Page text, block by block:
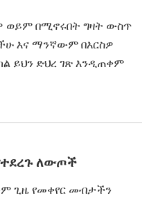
ወይም በሚኖሩበት ግዛት ውስጥ
እና ማንኛውም በእርስዎ
ይህን ድህረ ገጽ እንዲጠቀም
ለውጦች
ጊዜ የመቀየር መብታችን